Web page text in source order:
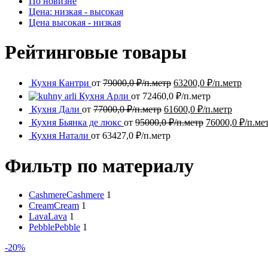
Цена: низкая - высокая
Цена высокая - низкая
Рейтинговые товары
Кухня Кантри от 79000,0₽/п.метр 63200,0 ₽/п.метр
Кухня Арли от 72460,0 ₽/п.метр
Кухня Дали от 77000,0₽/п.метр 61600,0 ₽/п.метр
Кухня Бьянка де люкс от 95000,0₽/п.метр 76000,0 ₽/
Кухня Натали от 63427,0 ₽/п.метр
Фильтр по материалу
CashmereCashmere 1
CreamCream 1
LavaLava 1
PebblePebble 1
-20%